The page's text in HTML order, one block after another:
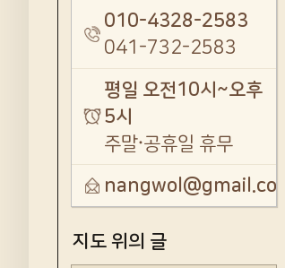
010-4328-2583
041-732-2583
평일 오전10시~오후
5시
주말·공휴일 휴무
nangwol@gmail.com
지도 위의 글